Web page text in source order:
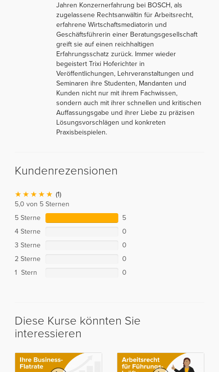
Jahren Konzernerfahrung bei BOSCH, als
zugelassene Rechtsanwältin für Arbeitsrecht,
erfahrene Wirtschaftsmediatorin und
Geschäftsführerin einer Beratungsgesellschaft
greift sie auf einen reichhaltigen
Erfahrungsschatz zurück. Immer wieder
begeistert Trixi Hoferichter in
Veröffentlichungen, Lehrveranstaltungen und
Seminaren ihre Studenten, Mandanten und
Kunden nicht nur mit ihrem Fachwissen,
sondern auch mit ihrer schnellen und kritischen
Auffassungsgabe und ihrer Liebe zu präzisen
Lösungsvorschlägen und konkreten
Praxisbeispielen.
Kundenrezensionen
(1)
5,0 von 5 Sternen
5 Sterne
5
4 Sterne
0
3 Sterne
0
2 Sterne
0
1 Stern
0
Diese Kurse könnten Sie
interessieren